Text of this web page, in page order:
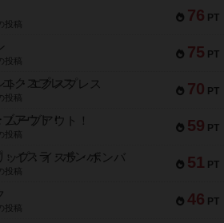
76 PT
投稿
75 PT
投稿
70 PT
ト・エクスプレス
投稿
59 PT
ーブアウト！
投稿
51 PT
ップ：イスラ・ボンバ
投稿
46 PT
投稿